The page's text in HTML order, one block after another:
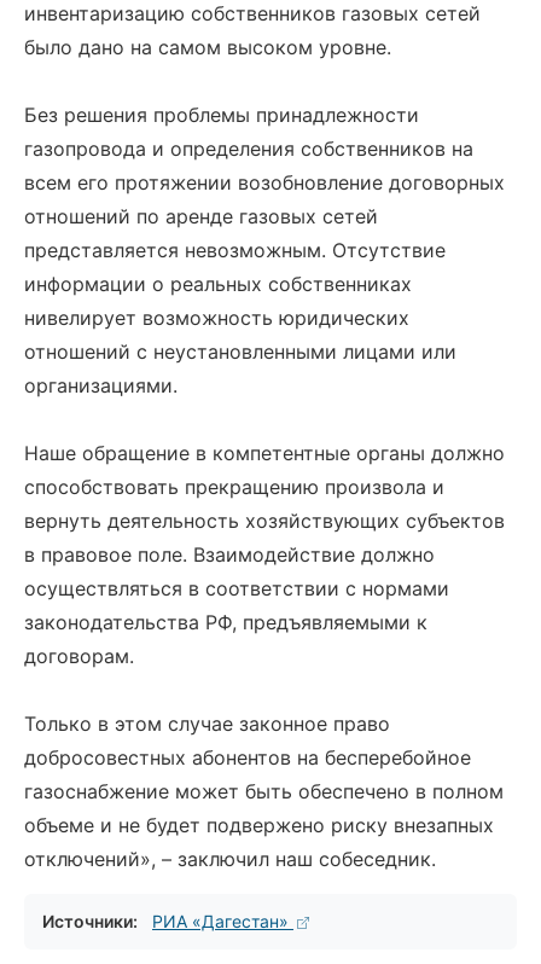
инвентаризацию собственников газовых сетей
было дано на самом высоком уровне.
Без решения проблемы принадлежности
газопровода и определения собственников на
всем его протяжении возобновление договорных
отношений по аренде газовых сетей
представляется невозможным. Отсутствие
информации о реальных собственниках
нивелирует возможность юридических
отношений с неустановленными лицами или
организациями.
Наше обращение в компетентные органы должно
способствовать прекращению произвола и
вернуть деятельность хозяйствующих субъектов
в правовое поле. Взаимодействие должно
осуществляться в соответствии с нормами
законодательства РФ, предъявляемыми к
договорам.
Только в этом случае законное право
добросовестных абонентов на бесперебойное
газоснабжение может быть обеспечено в полном
объеме и не будет подвержено риску внезапных
отключений», – заключил наш собеседник.
Источники: РИА «Дагестан»